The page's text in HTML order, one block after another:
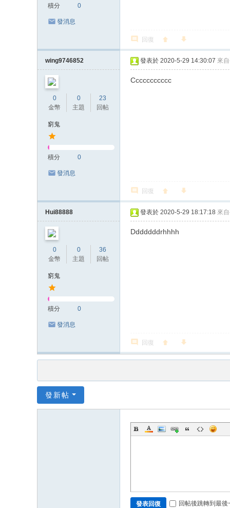
積分 0
發消息
回復
wing9746852
0
金幣
0
主題
23
回帖
窮鬼
積分 0
發消息
發表於 2020-5-29 14:30:07 來
Ccccccccccc
回復
Hui88888
0
金幣
0
主題
36
回帖
窮鬼
積分 0
發消息
發表於 2020-5-29 18:17:18 來
Dddddddrhhhh
回復
發新帖
發表回復 回帖後跳轉到最後